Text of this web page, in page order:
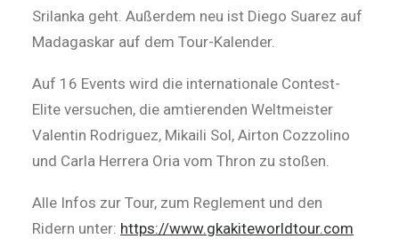
Srilanka geht. Außerdem neu ist Diego Suarez auf
Madagaskar auf dem Tour-Kalender.
Auf 16 Events wird die internationale Contest-
Elite versuchen, die amtierenden Weltmeister
Valentin Rodriguez, Mikaili Sol, Airton Cozzolino
und Carla Herrera Oria vom Thron zu stoßen.
Alle Infos zur Tour, zum Reglement und den
Ridern unter: https://www.gkakiteworldtour.com